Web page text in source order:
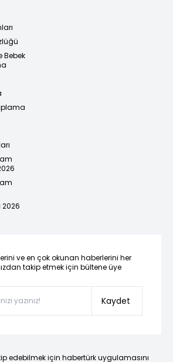
Bebek
2026
ve en çok okunan haberlerini her
takip etmek için bültene üye
Kaydet
edebilmek için habertürk uygulamasını